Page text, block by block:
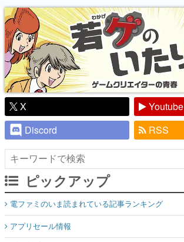
り】
X
Youtube
Discord
RSS
ピックアップ
電ファミのいま読まれている記事ランキング
アプリセール情報